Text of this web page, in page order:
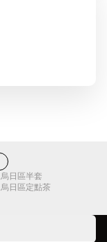
烏日區半套
烏日區定點茶